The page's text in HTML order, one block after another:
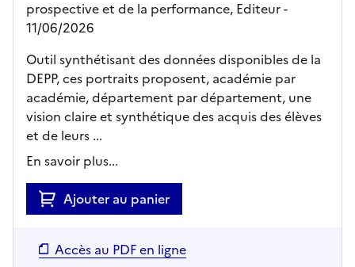
prospective et de la performance, Editeur-
11/06/2026
Outil synthétisant des données disponibles de la
DEPP, ces portraits proposent, académie par
académie, département par département, une
vision claire et synthétique des acquis des élèves
et de leurs ...
En savoir plus...
Ajouter au panier
Accès au PDF en ligne